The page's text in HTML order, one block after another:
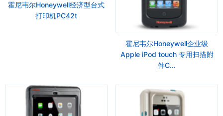
霍尼韦尔Honeywell经济型台式
打印机PC42t
霍尼韦尔Honeywell企业级
Apple iPod touch 专用扫描附
件C...